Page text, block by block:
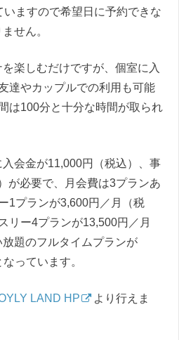
ますので希望日に予約できな
せん。
楽しむだけですが、個室に入
達やカップルでの利用も可能
は100分と十分な時間が取られ
会金が11,000円（税込）、事
が必要で、月会費は3プランあ
1プランが3,600円／月（税
リー4プランが13,500円／月
放題のフルタイムプランが
っています。
LAND HP
より行えま